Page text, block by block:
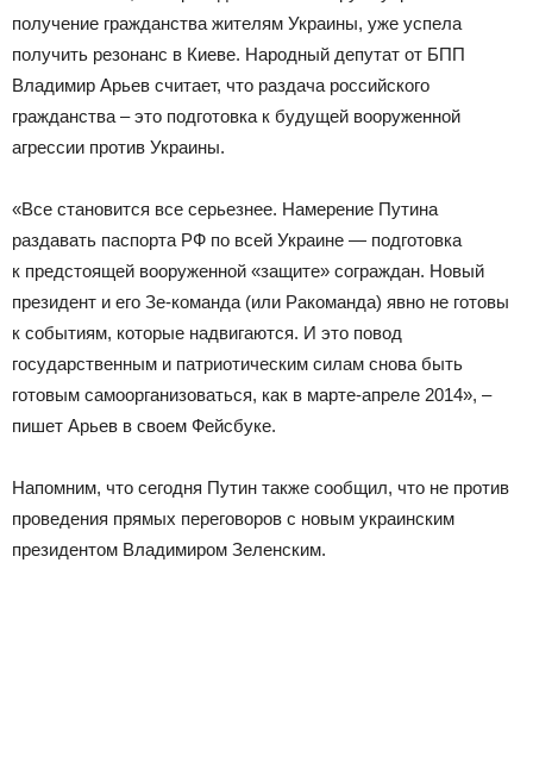
получение гражданства жителям Украины, уже успела
получить резонанс в Киеве. Народный депутат от БПП
Владимир Арьев считает, что раздача российского
гражданства – это подготовка к будущей вооруженной
агрессии против Украины.
«Все становится все серьезнее. Намерение Путина
раздавать паспорта РФ по всей Украине — подготовка
к предстоящей вооруженной «защите» сограждан. Новый
президент и его Зе-команда (или Ракоманда) явно не готовы
к событиям, которые надвигаются. И это повод
государственным и патриотическим силам снова быть
готовым самоорганизоваться, как в марте-апреле 2014», –
пишет Арьев в своем Фейсбуке.
Напомним, что сегодня Путин также сообщил, что не против
проведения прямых переговоров с новым украинским
президентом Владимиром Зеленским.